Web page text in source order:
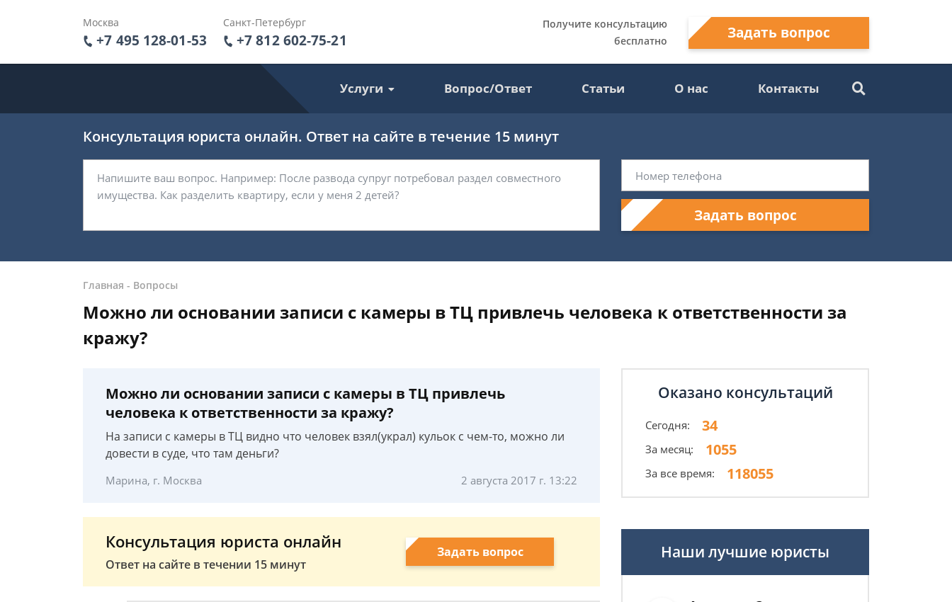
Москва
+7 495 128-01-53
Санкт-Петербург
+7 812 602-75-21
Получите консультацию
бесплатно
Задать вопрос
Услуги Вопрос/Ответ Статьи О нас Контакты
Консультация юриста онлайн. Ответ на сайте в течение 15 минут
Задать вопрос
Главная - Вопросы
Можно ли основании записи с камеры в ТЦ привлечь человека к ответственности за
кражу?
Можно ли основании записи с камеры в ТЦ привлечь
человека к ответственности за кражу?
На записи с камеры в ТЦ видно что человек взял(украл) кульок с чем-то, можно ли
довести в суде, что там деньги?
Марина, г. Москва 2 августа 2017 г. 13:22
Консультация юриста онлайн
Ответ на сайте в течении 15 минут
Задать вопрос
Оказано консультаций
Сегодня: 34
За месяц: 1055
За все время: 118055
Наши лучшие юристы